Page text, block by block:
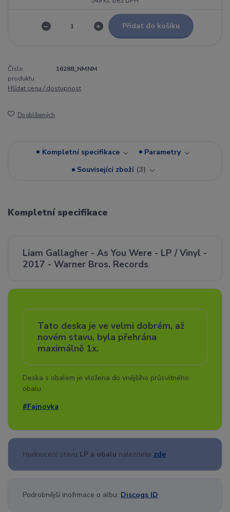
Přidat do košíku
Číslo
produktu:
16288_NMNM
Hlídat cenu / dostupnost
Do oblíbených
Kompletní specifikace
Parametry
Související zboží 3
Kompletní specifikace
Liam Gallagher - As You Were - LP / Vinyl -
2017 - Warner Bros. Records
Tato deska je ve velmi dobrém, až
novém stavu, byla přehrána
maximálně 1x.
Deska s obalem je vložena do vnějšího průsvitného
obalu.
#Fajnovka
Hodnocení stavu LP a obalu naleznete zde
Podrobnější inofrmace o albu: Discogs ID